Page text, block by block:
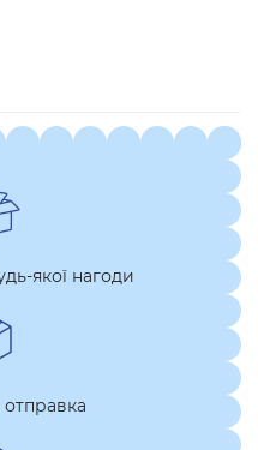
якої нагоди